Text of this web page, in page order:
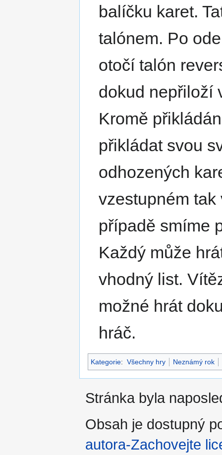
balíčku karet.
talónem. Po
otočí talón
dokud nepřiloží
Kromě
přikládat svou
odhozených
vzestupném
případě smíme
Každý může
vhodný list.
možné hrát
hráč.
Kategorie: Všechny hry Neznámý rok
Stránka byla
Obsah je dostupný
autora-Zachovejte